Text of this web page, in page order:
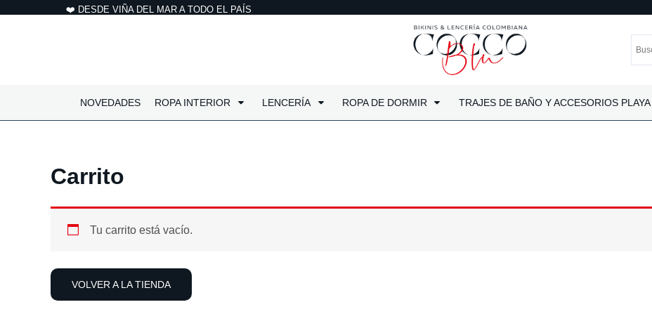
❤️ DESDE VIÑA DEL MAR A TODO EL PAÍS
NOVEDADES ROPA INTERIOR LENCERÍA ROPA DE DORMIR TRAJES DE BAÑO Y ACCESORIOS PLAYA
Carrito
Tu carrito está vacío.
VOLVER A LA TIENDA